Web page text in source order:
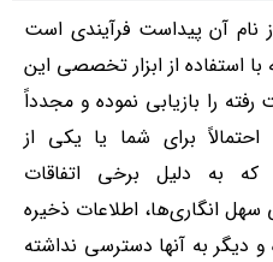
نام آن پیداست فرآیندی است
استفاده از ابزار تخصصی این
را بازیابی نموده و مجدداً
احتمالاً برای شما یا یکی از
به دلیل برخی اتفاقات
سهل انگاری‌ها، اطلاعات ذخیره
دیگر به آنها دسترسی نداشته